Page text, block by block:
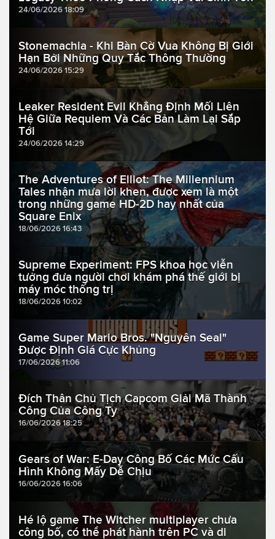
24/06/2026 18:09
Stonemachia - Khi Bàn Cờ Vua Không Bị Giới
Hạn Bởi Những Quy Tắc Thông Thường
24/06/2026 15:29
Leaker Resident Evil Khẳng Định Mối Liên
Hệ Giữa Requiem Và Các Bản Làm Lại Sắp
Tới
24/06/2026 14:29
The Adventures of Elliot: The Millennium
Tales nhận mưa lời khen, được xem là một
trong những game HD-2D hay nhất của
Square Enix
18/06/2026 16:43
Supreme Experiment: FPS khoa học viễn
tưởng đưa người chơi khám phá thế giới bị
máy móc thống trị
18/06/2026 10:02
Game Super Mario Bros. "Nguyên Seal"
Được Định Giá Cực Khủng
17/06/2026 11:06
Đích Thân Chủ Tịch Capcom Giải Mã Thành
Công Của Công Ty
16/06/2026 18:25
Gears of War: E-Day Công Bố Các Mức Cấu
Hình Không Mấy Dễ Chịu
16/06/2026 16:06
Hé lộ game The Witcher multiplayer chưa
công bố, có thể phát hành trên PC và di